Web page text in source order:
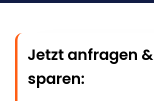
Jetzt anfragen &
sparen: